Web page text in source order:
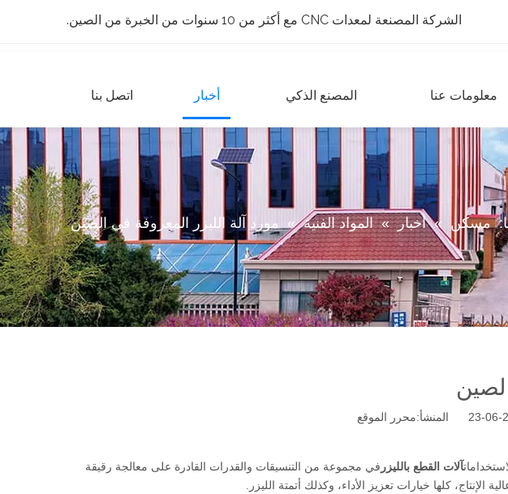
الشركة المصنعة لمعدات CNC مع أكثر من 10 سنوات من الخبرة من الصين.
معلومات عنا المصنع الذكي أخبار اتصل بنا
مسكن » أخبار » المواد الفنية » مورد آلة الليزر المعروفة في الصين
محرر الموقع
آلات القطع بالليزر في مجموعة من التنسيقات والقدرات القادرة على معالجة رقيقة
الإنتاج، كلها خيارات تعزيز الأداء، وكذلك أتمتة الليزر.